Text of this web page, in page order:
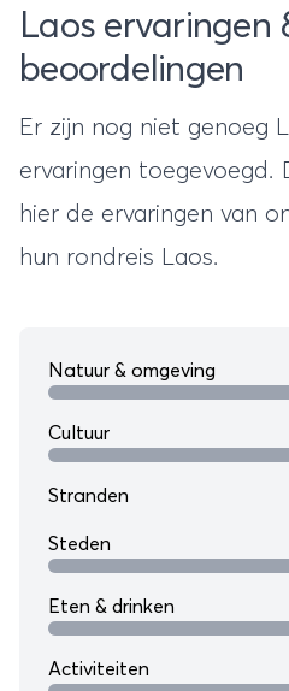
Laos ervaringen
beoordelingen
Er zijn nog niet genoeg
ervaringen toegevoegd.
hier de ervaringen van
hun rondreis Laos.
Natuur & omgeving
Cultuur
Stranden
Steden
Eten & drinken
Activiteiten